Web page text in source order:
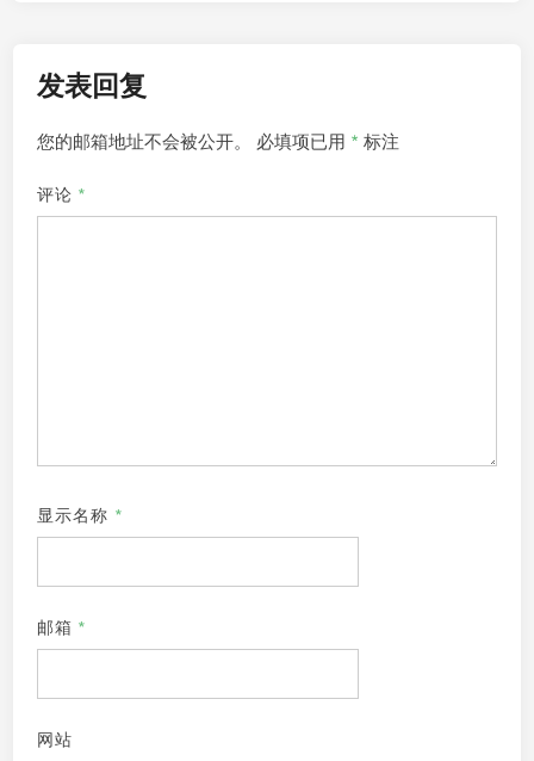
发表回复
您的邮箱地址不会被公开。 必填项已用 * 标注
评论 *
显示名称 *
邮箱 *
网站